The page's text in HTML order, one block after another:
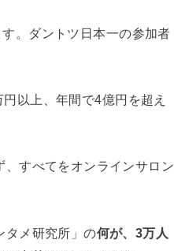
。ダントツ日本一の参加者
以上、年間で4億円を超え
すべてをオンラインサロン
タメ研究所」の何が、3万人